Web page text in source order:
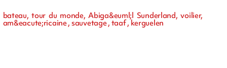
bateau, tour du monde, Abiga&euml;l Sunderland, voilier,
am&eacute;ricaine , sauvetage , taaf , kerguelen